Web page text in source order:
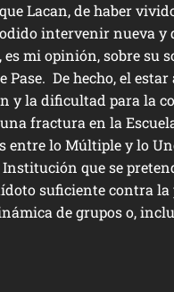
Lacan, de haber
intervenir nueva y
mi opinión, sobre su
De hecho, el
y la dificultad para la
fractura en la
entre lo Múltiple y lo
que se
suficiente contra la
de grupos o,